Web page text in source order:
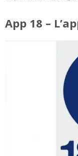
App 18 –